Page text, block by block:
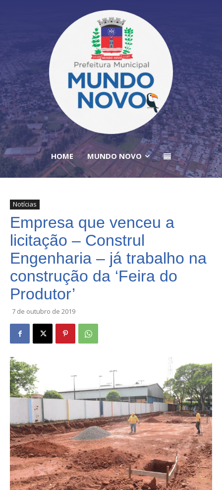
HOME MUNDO NOVO
Notícias
Empresa que venceu a
licitação – Construl
Engenharia – já trabalho na
construção da ‘Feira do
Produtor’
7 de outubro de 2019